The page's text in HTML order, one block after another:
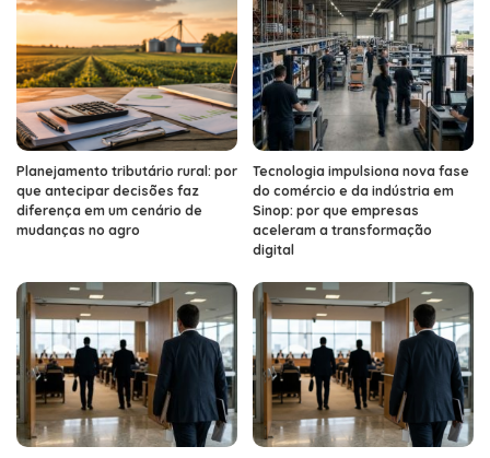
Planejamento tributário rural: por
que antecipar decisões faz
diferença em um cenário de
mudanças no agro
Tecnologia impulsiona nova fase
do comércio e da indústria em
Sinop: por que empresas
aceleram a transformação
digital